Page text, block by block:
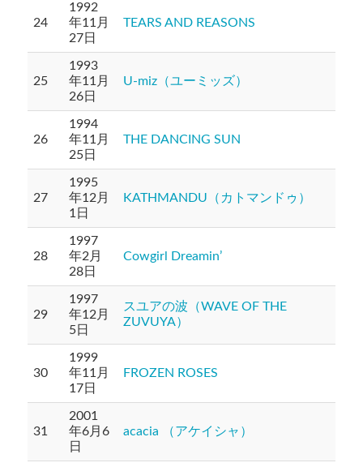
24
1992
年11月
27日
TEARS AND REASONS
25
1993
年11月
26日
U-miz（ユーミッズ）
26
1994
年11月
25日
THE DANCING SUN
27
1995
年12月
1日
KATHMANDU（カトマンドゥ）
28
1997
年2月
28日
Cowgirl Dreamin’
29
1997
年12月
5日
スユアの波（WAVE OF THE
ZUVUYA）
30
1999
年11月
17日
FROZEN ROSES
31
2001
年6月6
日
acacia （アケイシャ）